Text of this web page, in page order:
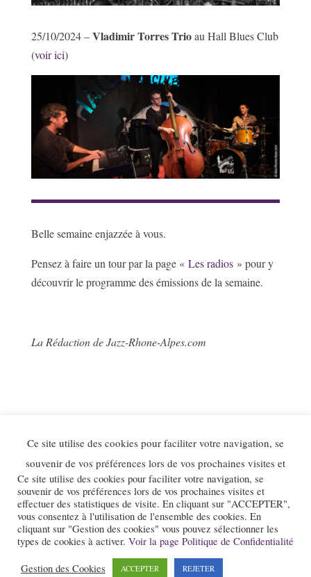
25/10/2024 –Vladimir Torres Trioau Hall Blues Club
(voir ici)
Belle semaine enjazzée à vous.
Pensez à faire un tour par la page « Les radios» pour y
découvrir le programme des émissions de la semaine.
La Rédaction de Jazz-Rhone-Alpes.com
Le site et la newsletter Jazz-Rhone-Alpes.com sont édités par l’association
« Loi 1901 » « Jazz en Rhône-Alpes » qui a pour objet la promotion du
Ce site utilise des cookies pour faciliter votre navigation, se
souvenir de vos préférences lors de vos prochaines visites et
Ce site utilise des cookies pour faciliter votre navigation, se
souvenir de vos préférences lors de vos prochaines visites et
effectuer des statistiques de visite. En cliquant sur "ACCEPTER",
vous consentez à l'utilisation de l'ensemble des cookies. En
cliquant sur "Gestion des cookies" vous pouvez sélectionner les
types de cookies à activer. Voir la page Politique de Confidentialité
Gestion des Cookies ACCEPTER REJETER